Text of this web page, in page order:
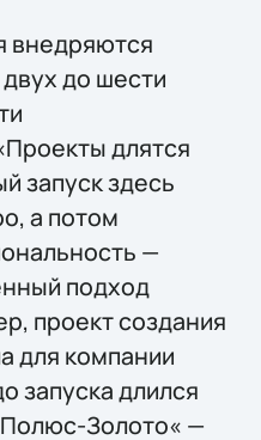
внедряются
до шести
длятся
запуск здесь
а потом
—
подход
проект создания
для компании
запуска длился
Золото« —